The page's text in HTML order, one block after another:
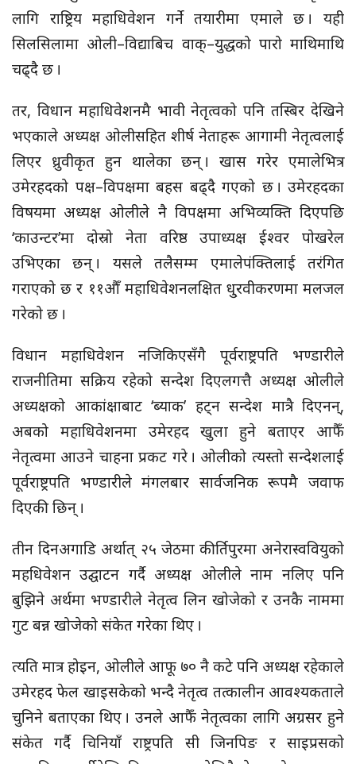
लागि राष्ट्रिय महाधिवेशन गर्ने तयारीमा एमाले छ । यही
सिलसिलामा ओली–विद्याबिच वाक्–युद्धको पारो माथिमाथि
चढ्दै छ ।
तर, विधान महाधिवेशनमै भावी नेतृत्वको पनि तस्बिर देखिने
भएकाले अध्यक्ष ओलीसहित शीर्ष नेताहरू आगामी नेतृत्वलाई
लिएर ध्रुवीकृत हुन थालेका छन् । खास गरेर एमालेभित्र
उमेरहदको पक्ष–विपक्षमा बहस बढ्दै गएको छ । उमेरहदका
विषयमा अध्यक्ष ओलीले नै विपक्षमा अभिव्यक्ति दिएपछि
‘काउन्टर’मा दोस्रो नेता वरिष्ठ उपाध्यक्ष ईश्वर पोखरेल
उभिएका छन् । यसले तलैसम्म एमालेपंक्तिलाई तरंगित
गराएको छ र ११औँ महाधिवेशनलक्षित धु्रवीकरणमा मलजल
गरेको छ ।
विधान महाधिवेशन नजिकिएसँगै पूर्वराष्ट्रपति भण्डारीले
राजनीतिमा सक्रिय रहेको सन्देश दिएलगत्तै अध्यक्ष ओलीले
अध्यक्षको आकांक्षाबाट ‘ब्याक’ हट्न सन्देश मात्रै दिएनन्,
अबको महाधिवेशनमा उमेरहद खुला हुने बताएर आफैँ
नेतृत्वमा आउने चाहना प्रकट गरे । ओलीको त्यस्तो सन्देशलाई
पूर्वराष्ट्रपति भण्डारीले मंगलबार सार्वजनिक रूपमै जवाफ
दिएकी छिन् ।
तीन दिनअगाडि अर्थात् २५ जेठमा कीर्तिपुरमा अनेरास्ववियुको
महधिवेशन उद्घाटन गर्दै अध्यक्ष ओलीले नाम नलिए पनि
बुझिने अर्थमा भण्डारीले नेतृत्व लिन खोजेको र उनकै नाममा
गुट बन्न खोजेको संकेत गरेका थिए ।
त्यति मात्र होइन, ओलीले आफू ७० नै कटे पनि अध्यक्ष रहेकाले
उमेरहद फेल खाइसकेको भन्दै नेतृत्व तत्कालीन आवश्यकताले
चुनिने बताएका थिए । उनले आफैँ नेतृत्वका लागि अग्रसर हुने
संकेत गर्दै चिनियाँ राष्ट्रपति सी जिनपिङ र साइप्रसको